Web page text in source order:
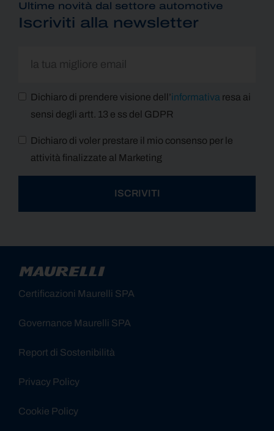
Ultime novità dal settore automotive
Iscriviti alla newsletter
Dichiaro di prendere visione dell’informativa resa ai
sensi degli artt. 13 e ss del GDPR
Dichiaro di voler prestare il mio consenso per le
attività finalizzate al Marketing
ISCRIVITI
Certificazioni Maurelli SPA
Governance Maurelli SPA
Report di Sostenibilità
Privacy Policy
Cookie Policy